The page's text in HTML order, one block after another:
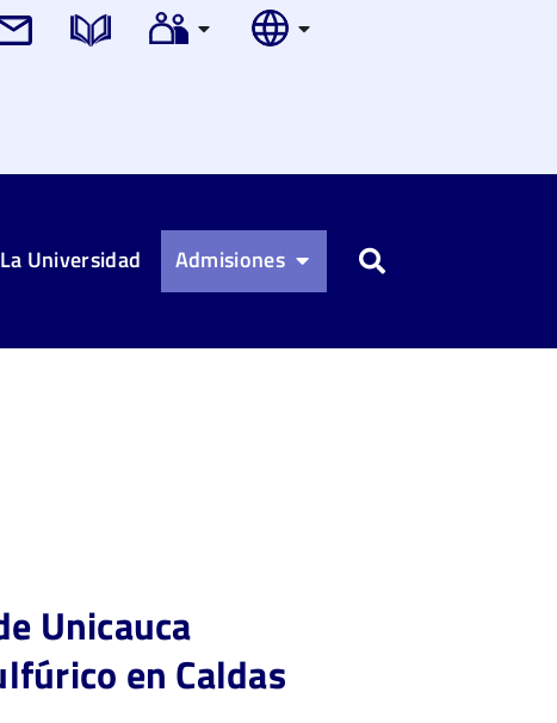
La Universidad Admisiones Buscar
Unicauca
en Caldas